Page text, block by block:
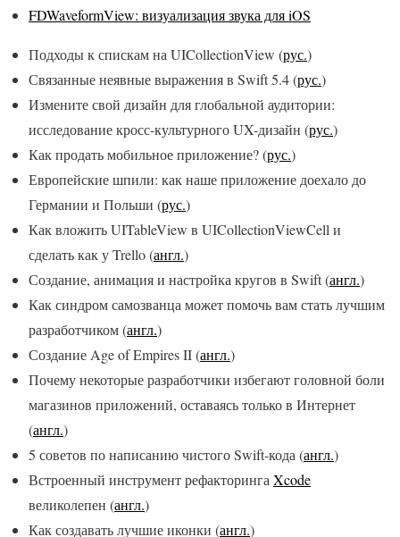
FDWaveformView: визуализация звука для iOS
Подходы к спискам на UICollectionView (рус.)
Связанные неявные выражения в Swift 5.4 (рус.)
Измените свой дизайн для глобальной аудитории:
исследование кросс-культурного UX-дизайн (рус.)
Как продать мобильное приложение? (рус.)
Европейские шпили: как наше приложение доехало до
Германии и Польши (рус.)
Как вложить UITableView в UICollectionViewCell и
сделать как у Trello (англ.)
Создание, анимация и настройка кругов в Swift (англ.)
Как синдром самозванца может помочь вам стать лучшим
разработчиком (англ.)
Создание Age of Empires II (англ.)
Почему некоторые разработчики избегают головной боли
магазинов приложений, оставаясь только в Интернет
(англ.)
5 советов по написанию чистого Swift-кода (англ.)
Встроенный инструмент рефакторинга Xcode
великолепен (англ.)
Как создавать лучшие иконки (англ.)